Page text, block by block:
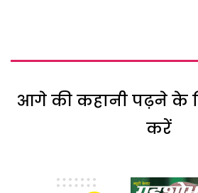
आगे की कहानी पढ़ने के
करें